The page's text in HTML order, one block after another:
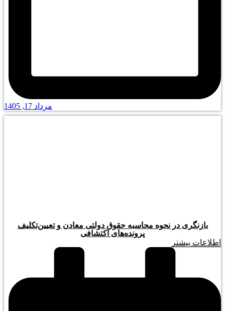
مرداد 17, 1405
بازنگری در نحوه محاسبه حقوق دولتی معادن و تعیین‌تکلیف
پرونده‌های اکتشافی
اطلاعات بیشتر